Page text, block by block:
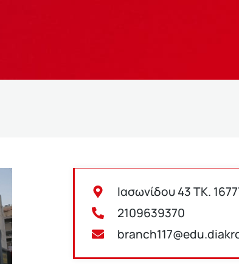
Ιασωνίδου 43 ΤΚ.
2109639370